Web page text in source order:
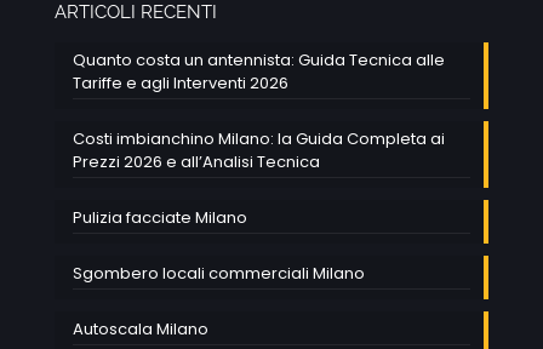
ARTICOLI RECENTI
Quanto costa un antennista: Guida Tecnica alle
Tariffe e agli Interventi 2026
Costi imbianchino Milano: la Guida Completa ai
Prezzi 2026 e all’Analisi Tecnica
Pulizia facciate Milano
Sgombero locali commerciali Milano
Autoscala Milano